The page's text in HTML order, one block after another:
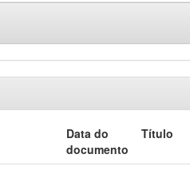
Data do
documento
Título